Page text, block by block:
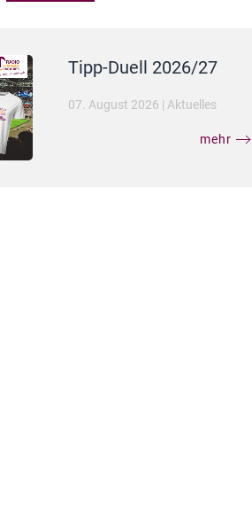
Tipp-Duell 2026/27
07. August 2026 | Aktuelles
mehr